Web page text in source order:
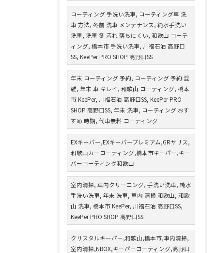
コーティング 手洗い洗車, コーティング車 洗
車 方法, 冬前 洗車 メンテナンス, 純水手洗い
洗車, 洗車 冬 汚れ 落ちにくい, 和歌山 コーテ
ィング, 橋本市 手洗い洗車, 川福石油 高野口
SS, KeePer PRO SHOP 高野口SS
年末 コーティング 予約, コーティング 予約 混
雑, 年末 車 キレイ, 和歌山 コーティング, 橋本
市 KeePer, 川福石油 高野口SS, KeePer PRO
SHOP 高野口SS, 年末 洗車, コーティング おす
すめ 時期, 代車無料 コーティング
EXキーパー,EXキーパープレミアム,GRヤリス,
和歌山カーコーティング,橋本市キーパー,キー
パーコーティング和歌山
室内清掃, 車内クリーニング, 手洗い洗車, 純水
手洗い洗車, 年末 洗車, 車内 清掃 和歌山, 和歌
山 洗車, 橋本市 KeePer, 川福石油 高野口SS,
KeePer PRO SHOP 高野口SS
クリスタルキーパー,和歌山,橋本市,車内清掃,
室内清掃,NBOX,キーパーコーティング,高野口